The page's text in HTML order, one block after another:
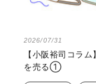
2026/07/31
【小阪裕司コラ
を売る①